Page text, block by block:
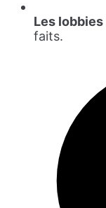
Les lobbies
faits.